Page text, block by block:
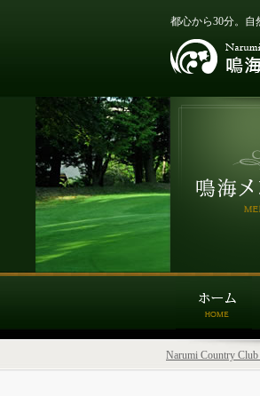
都心から30分。自
Narumi Country